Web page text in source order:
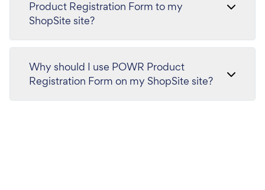
Product Registration Form to my
ShopSite site?
Why should I use POWR Product
Registration Form on my ShopSite site?